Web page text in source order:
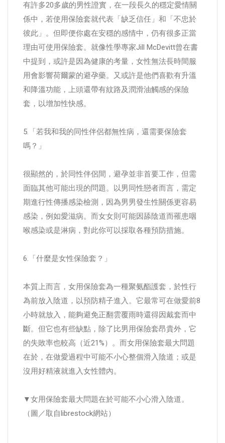
有許多20多歲的男性證實，在一段長久的穩定愛情關
係中，若使用保險套就代表「缺乏信任」和「不忠於
彼此」。但即便你處在安穩的感情中，仍有很多正當
理由可使用保險套。就像性學專家Jill McDevitt曾在書
中提到，或許是因為健康的考量，女性無法長時間服
用會影響荷爾蒙的避孕藥。又或許是他們喜歡有升溫
和降溫功能，上頭還帶有紋路及潤滑油觸感的保險
套，以增加性快感。
5.「若我和我的同性伴侶都無性病，還需要保險套
嗎？」
很顯然的，於同性伴侶間，避孕並非首要工作，但需
面臨其他可能出現的問題。以男同性戀者而言，需定
期進行性傳播感染檢測，因為男男發生性關係更容易
感染，例如愛滋病。而女女則可能因舔陰道而罹患咽
喉感染或是淋病，對此你可以採取各種預防措施。
6.「什麼是女性保險套？」
本質上而言，女用保險套為一種聚氨酯護套，於性行
為前放入陰道，以預防精子進入。它最常可在做愛前8
小時就放入，能夠避免正翻雲覆雨時還得因戴套而中
斷。但它也有些缺點，除了比男用保險套昂貴外，它
的失敗率也較高（近21%）。而女用保險套最大問題
在於，在做愛過程中可能不小心整個滑入陰道；或是
沒用好精液就進入女性體內。
▼女用保險套最大問題在於可能不小心滑入陰道。
（圖／取自librestock網站）